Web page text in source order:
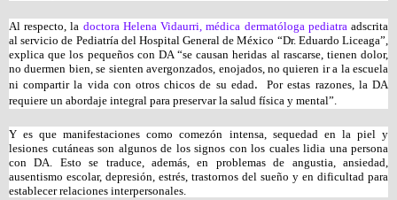
Al respecto, la doctora Helena Vidaurri, médica dermatóloga pediatra adscrita
al servicio de Pediatría del Hospital General de México “Dr. Eduardo Liceaga”,
explica que los pequeños con DA “se causan heridas al rascarse, tienen dolor,
no duermen bien, se sienten avergonzados, enojados, no quieren ir a la escuela
ni compartir la vida con otros chicos de su edad.
Por estas razones, la DA
requiere un abordaje integral para preservar la salud física y mental”.
Y es que manifestaciones como comezón intensa, sequedad en la piel y
lesiones cutáneas son algunos de los signos con los cuales lidia una persona
con DA. Esto se traduce, además, en problemas de angustia, ansiedad,
ausentismo escolar, depresión, estrés, trastornos del sueño y en dificultad para
establecer relaciones interpersonales.